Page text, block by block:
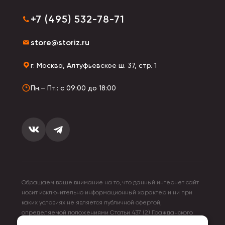
+7 (495) 532-78-71
store@storiz.ru
г. Москва, Алтуфьевское ш. 37, стр. 1
Пн.– Пт.: с 09:00 до 18:00
Обращаем ваше внимание на то, что данный интернет сайт
носит исключительно информационный характер и ни при
каких условиях не является публичной офертой,
определяемой положениями Статьи 437 (2) Гражданского